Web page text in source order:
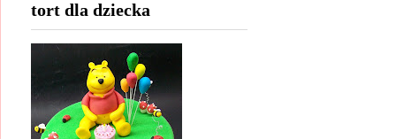
tort dla dziecka